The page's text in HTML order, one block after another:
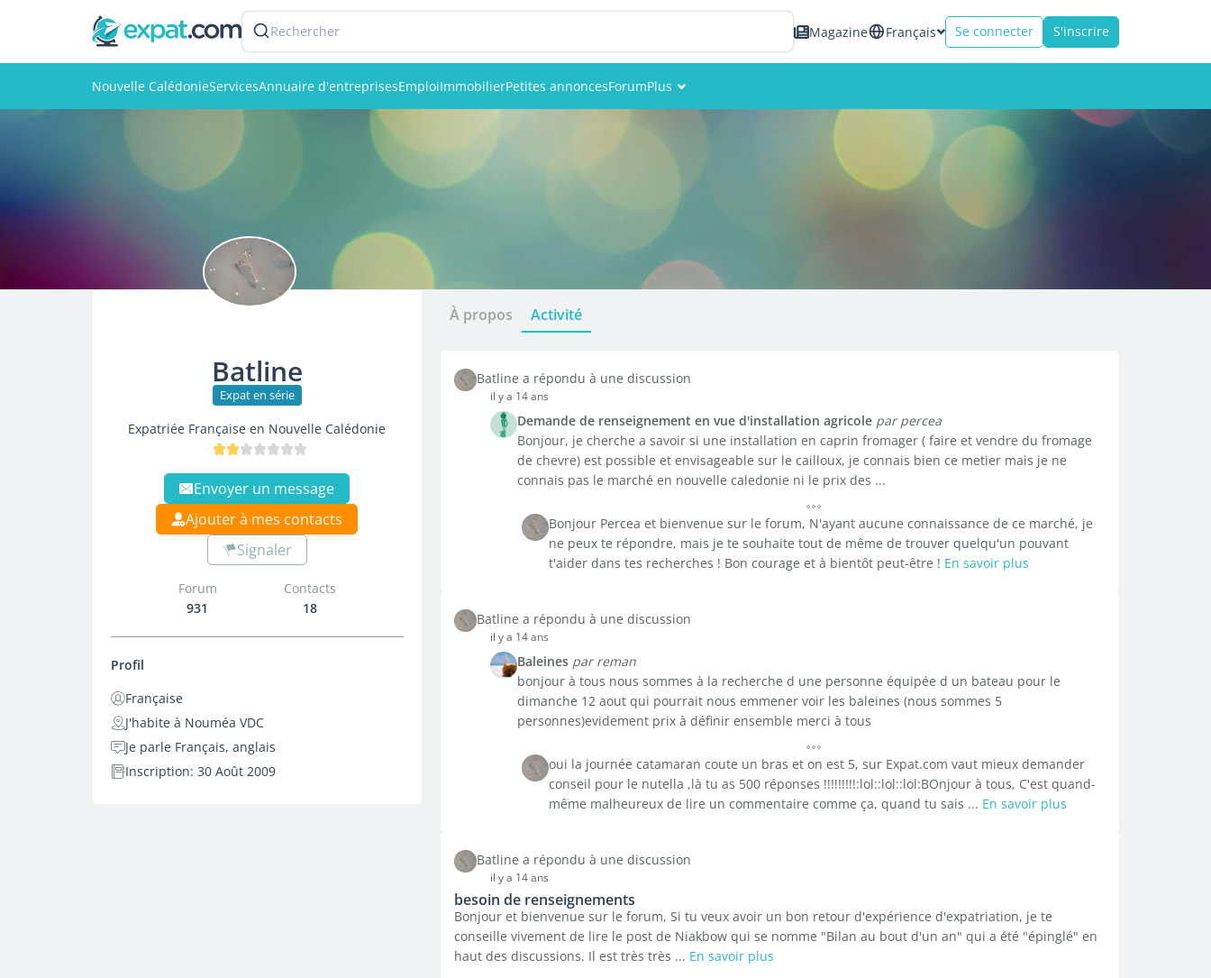
Rechercher Magazine Français Se connecter S'inscrire
Nouvelle CalédonieServicesAnnuaire d'entreprisesEmploiImmobilierPetites annoncesForumPlus
Batline
Expat en série
Expatriée Française en Nouvelle Calédonie
Envoyer un message
Ajouter à mes contacts
Signaler
Forum
931
Contacts
18
Profil
Française
J'habite à Nouméa VDC
Je parle Français, anglais
Inscription: 30 Août 2009
À propos Activité
Batline a répondu à une discussion
il y a 14 ans
Demande de renseignement en vue d'installation agricole par percea
Bonjour, je cherche a savoir si une installation en caprin fromager ( faire et vendre du fromage
de chevre) est possible et envisageable sur le cailloux, je connais bien ce metier mais je ne
connais pas le marché en nouvelle caledonie ni le prix des ...
Bonjour Percea et bienvenue sur le forum, N'ayant aucune connaissance de ce marché, je
ne peux te répondre, mais je te souhaite tout de même de trouver quelqu'un pouvant
t'aider dans tes recherches ! Bon courage et à bientôt peut-être ! En savoir plus
Batline a répondu à une discussion
il y a 14 ans
Baleines par reman
bonjour à tous nous sommes à la recherche d une personne équipée d un bateau pour le
dimanche 12 aout qui pourrait nous emmener voir les baleines (nous sommes 5
personnes)evidement prix à définir ensemble merci à tous
oui la journée catamaran coute un bras et on est 5, sur Expat.com vaut mieux demander
conseil pour le nutella ,là tu as 500 réponses !!!!!!!!!:lol::lol::lol:BOnjour à tous, C'est quand-
même malheureux de lire un commentaire comme ça, quand tu sais ... En savoir plus
Batline a répondu à une discussion
il y a 14 ans
besoin de renseignements
Bonjour et bienvenue sur le forum, Si tu veux avoir un bon retour d'expérience d'expatriation, je te
conseille vivement de lire le post de Niakbow qui se nomme "Bilan au bout d'un an" qui a été "épinglé" en
haut des discussions. Il est très très ... En savoir plus